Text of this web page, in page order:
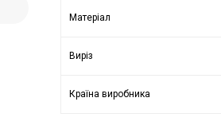
Матеріал
Виріз
Країна виробника